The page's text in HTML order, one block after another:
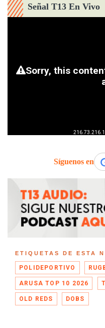
Señal T13 En Vivo
Síguenos en
ETIQUETAS DE ESTA
POLIDEPORTIVO
ARUSA TOP 10 2026
OLD REDS DOBS